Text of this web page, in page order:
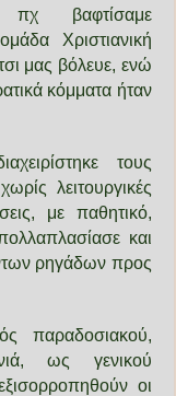
πχ βαφτίσαμε
Χριστιανική
μας βόλευε, ενώ
κόμματα ήταν
τους
λειτουργικές
με παθητικό,
και
ρηγάδων προς
παραδοσιακού,
ως γενικού
οι